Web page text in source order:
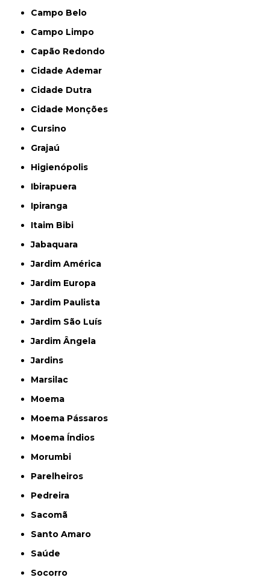
Campo Belo
Campo Limpo
Capão Redondo
Cidade Ademar
Cidade Dutra
Cidade Monções
Cursino
Grajaú
Higienópolis
Ibirapuera
Ipiranga
Itaim Bibi
Jabaquara
Jardim América
Jardim Europa
Jardim Paulista
Jardim São Luís
Jardim Ângela
Jardins
Marsilac
Moema
Moema Pássaros
Moema Índios
Morumbi
Parelheiros
Pedreira
Sacomã
Santo Amaro
Saúde
Socorro